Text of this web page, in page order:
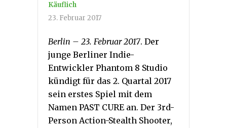
Käuflich
23. Februar 2017
Berlin – 23. Februar 2017. Der
junge Berliner Indie-
Entwickler Phantom 8 Studio
kündigt für das 2. Quartal 2017
sein erstes Spiel mit dem
Namen PAST CURE an. Der 3rd-
Person Action-Stealth Shooter,